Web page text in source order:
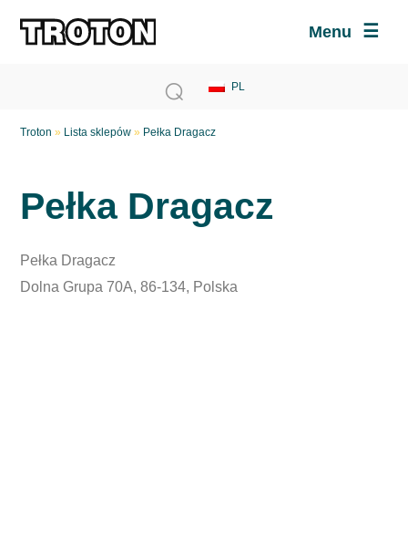
Menu
Troton » Lista sklepów » Pełka Dragacz
Pełka Dragacz
Pełka Dragacz
Dolna Grupa 70A, 86-134, Polska